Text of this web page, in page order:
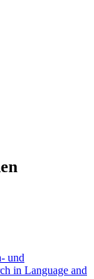
und
in Language and